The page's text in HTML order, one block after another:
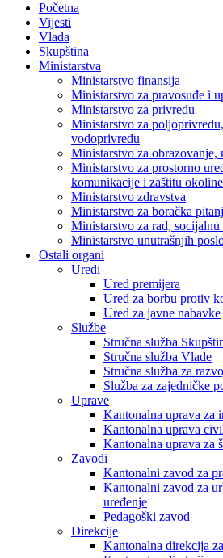
Početna
Vijesti
Vlada
Skupština
Ministarstva
Ministarstvo finansija
Ministarstvo za pravosuđe i
Ministarstvo za privredu
Ministarstvo za
vodoprivredu
Ministarstvo za
Ministarstvo za prostorno
komunikacije i zaštitu okoline
Ministarstvo zdravstva
Ministarstvo za boračka
Ministarstvo za rad,
Ministarstvo unutrašnjih
Ostali organi
Uredi
Ured premijera
Ured za borbu protiv
Ured za javne nabavke
Službe
Stručna služba
Stručna služba Vlade
Stručna služba za
Služba za zajedničke
Uprave
Kantonalna uprava za
Kantonalna uprava
Kantonalna uprava za
Zavodi
Kantonalni zavod za
Kantonalni zavod za
uređenje
Pedagoški zavod
Direkcije
Kantonalna direkcija